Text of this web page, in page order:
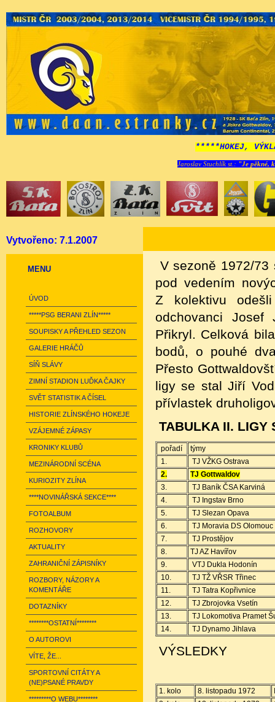
*****HOKEJ,
Jaroslav Stuchlík st.: "Je pěkné,
Vytvořeno: 7.1.2007
MENU
ÚVOD
*****PSG BERANI ZLÍN*****
SOUPISKY A PŘEHLED SEZON
GALERIE HRÁČŮ
SÍŇ SLÁVY
ZIMNÍ STADION LUĎKA ČAJKY
SVĚT STATISTIK A ČÍSEL
HISTORIE ZLÍNSKÉHO HOKEJE
VZÁJEMNÉ ZÁPASY
KRONIKY KLUBŮ
MEZINÁRODNÍ SCÉNA
KURIOZITY ZLÍNA
****NOVINÁŘSKÁ SEKCE****
FOTOALBUM
ROZHOVORY
AKTUALITY
ZAHRANIČNÍ ZÁPISNÍKY
ROZBORY, NÁZORY A
KOMENTÁŘE
DOTAZNÍKY
********OSTATNÍ********
O AUTOROVI
VÍTE, ŽE...
SPORTOVNÍ CITÁTY A
(NE)PSANÉ PRAVDY
*********O WEBU********
V sezoně 1972/73
pod vedením
Z kolektivu
odchovanci Josef
Přikryl. Celková
bodů, o pouhé
Přesto
ligy se stal Jiří
přívlastek
TABULKA II. LIGY
pořadí
týmy
1.
TJ VŽKG Ostrava
2.
TJ Gottwaldov
3.
TJ Baník ČSA Karviná
4.
TJ Ingstav Brno
5.
TJ Slezan Opava
6.
TJ Moravia DS Olomouc
7.
TJ Prostějov
8.
TJ AZ Havířov
9.
VTJ Dukla Hodonín
10.
TJ TŽ VŘSR Třinec
11.
TJ Tatra Kopřivnice
12.
TJ Zbrojovka Vsetín
13.
TJ Lokomotiva Pramet
14.
TJ Dynamo Jihlava
VÝSLEDKY
1. kolo 8. listopadu 1972